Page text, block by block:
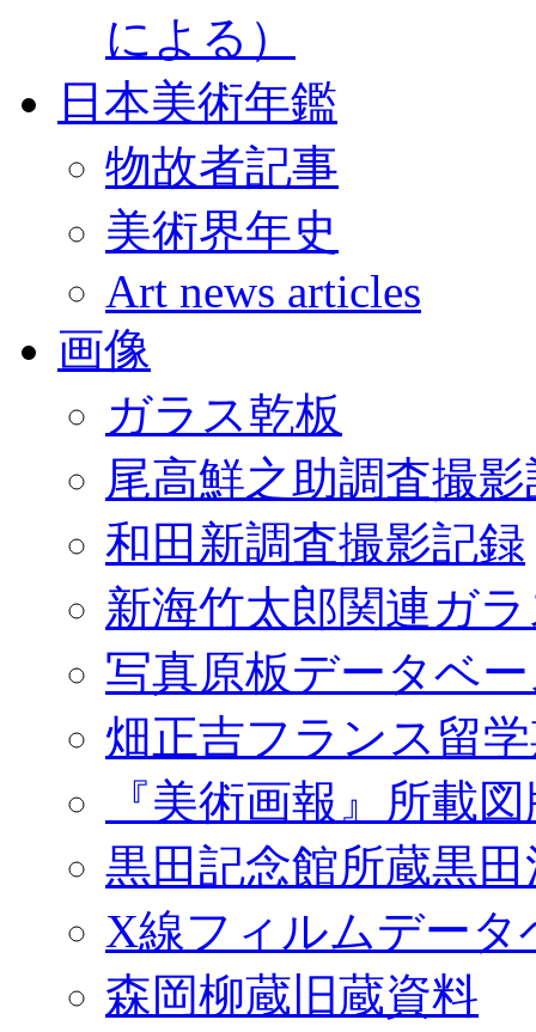
による）
日本美術年鑑
物故者記事
美術界年史
Art news articles
画像
ガラス乾板
尾高鮮之助調査撮
和田新調査撮影記録
新海竹太郎関連ガ
写真原板データベ
畑正吉フランス留
『美術画報』所載
黒田記念館所蔵黒
X線フィルムデータ
森岡柳蔵旧蔵資料